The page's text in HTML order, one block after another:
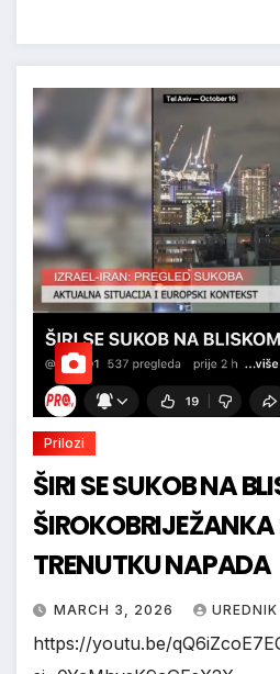
Prilozi
ŠIRI SE SUKOB NA
TRENUTKU NAPADA
MARCH 3, 2026 UREDNIK
https://youtu.be/